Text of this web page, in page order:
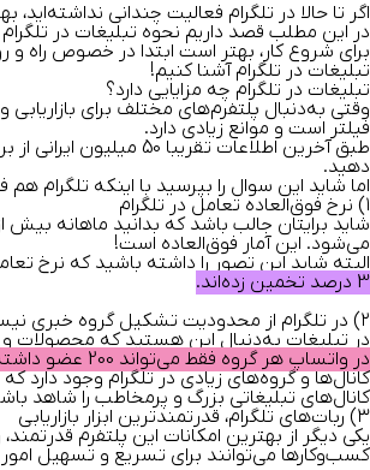
اگر تا حالا در تلگرام فعالیت چندانی
در این مطلب قصد داریم نحوه تبلیغات در تلگرام
برای شروع کار، بهتر است ابتدا در خصوص راه و
تبلیغات در تلگرام آشنا کنیم!
تبلیغات در تلگرام چه مزایایی دارد؟
وقتی به‌دنبال پلتفرم‌های مختلف برای
فیلتر است و موانع زیادی دارد.
طبق آخرین اطلاعات تقریبا 50 میلیون ایرانی
از
دهید.
اما شاید این سوال را بپرسید با اینکه تلگرام
۱) نرخ فوق‌العاده تعامل در تلگرام
می‌شود. این آمار فوق‌العاده است!
البته شاید این تصور را داشته باشید که نرخ
3 درصد تخمین زده‌اند.
۲) در تلگرام از محدودیت تشکیل گروه خبری نیست
در تبلیغات به‌دنبال این هستید که محصولات
در واتساپ هر گروه فقط می‌تواند 200 عضو داشته باشد. این در حالی است که برای تلگرام چنین محدودیتی وجود ندارد و می‌توانید برند خود را به کاربران بیشتری نشان دهید.
کانال‌ها و گروه‌های زیادی در تلگرام وجود دارد
کانال‌های تبلیغاتی بزرگ و پرمخاطب را شاهد
۳)‌ ربات‌های تلگرام، قدرتمندترین ابزار بازاریابی
یکی دیگر از بهترین امکانات این پلتفرم
کسب‌وکارها می‌توانند برای تسریع و تسهیل امور